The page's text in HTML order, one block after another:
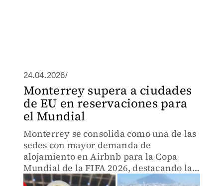
24.04.2026/
Monterrey supera a ciudades
de EU en reservaciones para
el Mundial
Monterrey se consolida como una de las
sedes con mayor demanda de
alojamiento en Airbnb para la Copa
Mundial de la FIFA 2026, destacando la
Zona Country y Mitras.